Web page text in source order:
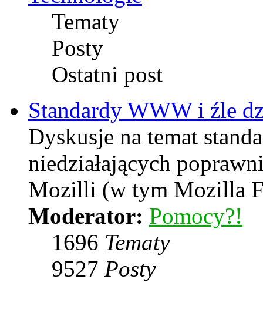
Tematy
Posty
Ostatni post
Standardy WWW i źle
Dyskusje na temat
niedziałających
Mozilli (w tym Mozilla
Moderator: Pomocy?!
1696 Tematy
9527 Posty